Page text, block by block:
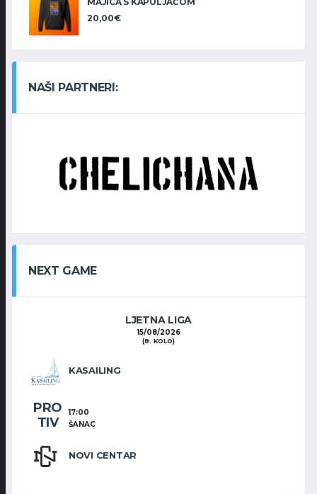
20,00€
NAŠI PARTNERI:
NEXT GAME
LJETNA LIGA
15/08/2026
(8. KOLO)
KASAILING
NOVI CENTAR
PRO
TIV
17:00
ŠANAC